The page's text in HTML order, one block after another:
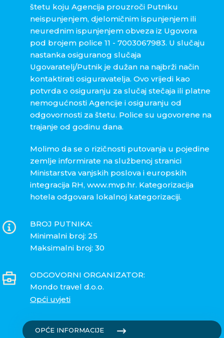
štetu koju Agencija prouzroči Putniku
neispunjenjem, djelomičnim ispunjenjem ili
neurednim ispunjenjem obveza iz Ugovora
pod brojem police 11 - 7003067983. U slučaju
nastanka osiguranog slučaja
Ugovaratelj/Putnik je dužan na najbrži način
kontaktirati osiguravatelja. Ovo vrijedi kao
potvrda o osiguranju za slučaj stečaja ili platne
nemogućnosti Agencije i osiguranju od
odgovornosti za štetu. Police su ugovorene na
trajanje od godinu dana.
Molimo da se o rizičnosti putovanja u pojedine
zemlje informirate na službenoj stranici
Ministarstva vanjskih poslova i europskih
integracija RH, www.mvp.hr. Kategorizacija
hotela odgovara lokalnoj kategorizaciji.
BROJ PUTNIKA:
Minimalni broj: 25
Maksimalni broj: 30
ODGOVORNI ORGANIZATOR:
Mondo travel d.o.o.
Opći uvjeti
OPĆE INFORMACIJE